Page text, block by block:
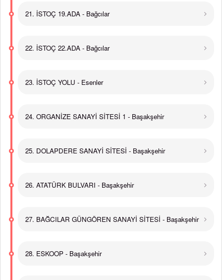
21. İSTOÇ 19.ADA - Bağcılar
22. İSTOÇ 22.ADA - Bağcılar
23. İSTOÇ YOLU - Esenler
24. ORGANİZE SANAYİ SİTESİ 1 - Başakşehir
25. DOLAPDERE SANAYİ SİTESİ - Başakşehir
26. ATATÜRK BULVARI - Başakşehir
27. BAĞCILAR GÜNGÖREN SANAYİ SİTESİ - Başakşehir
28. ESKOOP - Başakşehir